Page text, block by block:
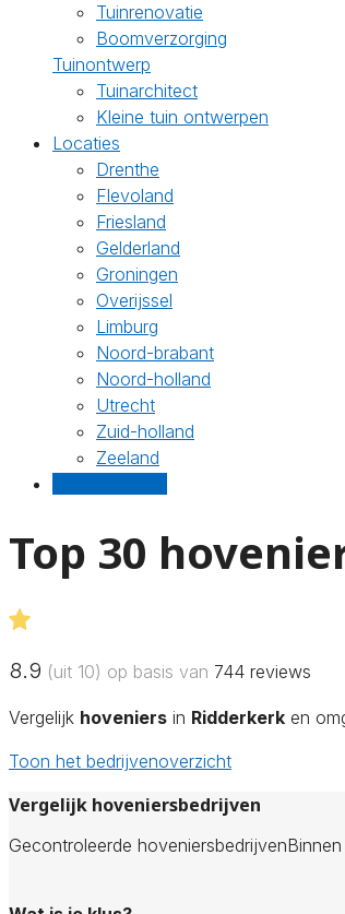
Tuinrenovatie
Boomverzorging
Tuinontwerp
Tuinarchitect
Kleine tuin ontwerpen
Locaties
Drenthe
Flevoland
Friesland
Gelderland
Groningen
Overijssel
Limburg
Noord-brabant
Noord-holland
Utrecht
Zuid-holland
Zeeland
Top 30
8.9 (uit 10) op basis van 744 reviews
Vergelijk hoveniers in Ridderkerk en
Toon het bedrijvenoverzicht
Vergelijk hoveniersbedrijven
Gecontroleerde hoveniersbedrijven